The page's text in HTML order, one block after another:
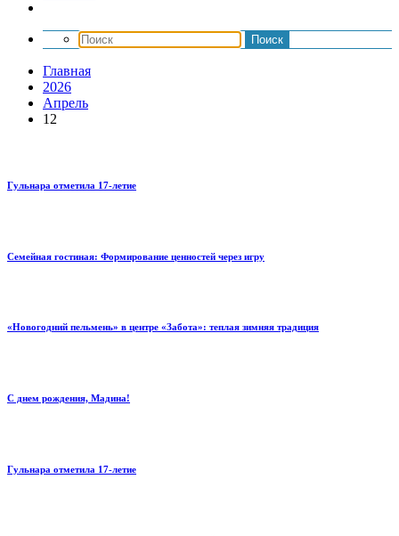
Главная
2026
Апрель
12
Гульнара отметила 17‑летие
Семейная гостиная: Формирование ценностей через игру
«Новогодний пельмень» в центре «Забота»: теплая зимняя традиция
С днем рождения, Мадина!
Гульнара отметила 17‑летие